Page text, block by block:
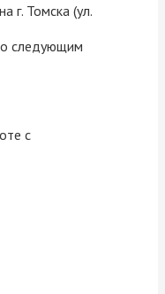
г. Томска (ул.
следующим
с